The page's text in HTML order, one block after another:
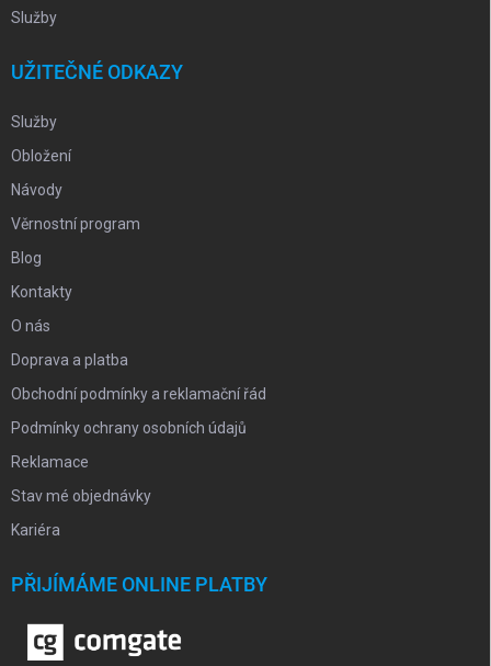
Služby
UŽITEČNÉ ODKAZY
Služby
Obložení
Návody
Věrnostní program
Blog
Kontakty
O nás
Doprava a platba
Obchodní podmínky a reklamační řád
Podmínky ochrany osobních údajů
Reklamace
Stav mé objednávky
Kariéra
PŘIJÍMÁME ONLINE PLATBY